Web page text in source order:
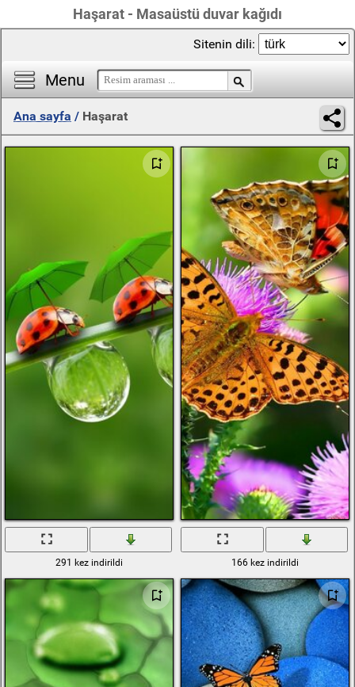
Haşarat - Masaüstü duvar kağıdı
Menu
Sitenin dili:
Ana sayfa / Haşarat
291 kez indirildi 166 kez indirildi